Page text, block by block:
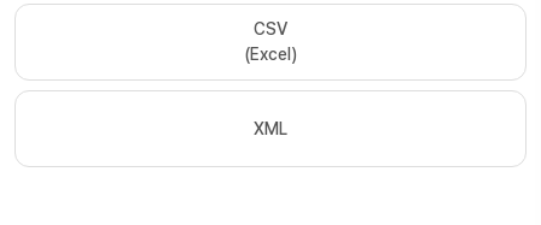
CSV
(Excel)
XML